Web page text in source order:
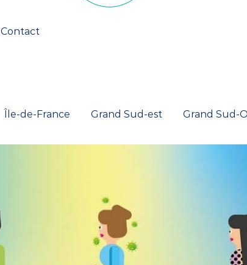
Contact
Île-de-France Grand Sud-est Grand Sud-